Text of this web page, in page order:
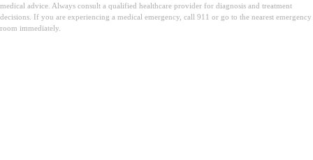
medical advice. Always consult a qualified healthcare provider for diagnosis and treatment
decisions. If you are experiencing a medical emergency, call 911 or go to the nearest emergency
room immediately.